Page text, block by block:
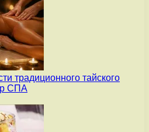
традиционного тайского
СПА